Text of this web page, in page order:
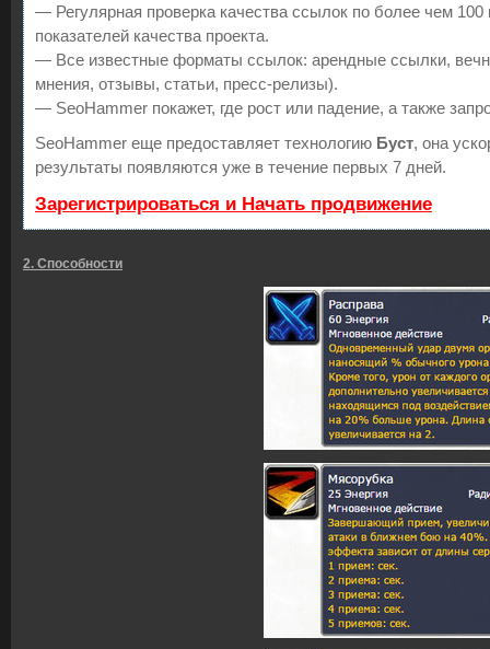
— Регулярная проверка качества ссылок по более чем
показателей качества проекта.
— Все известные форматы ссылок: арендные ссылки,
мнения, отзывы, статьи, пресс-релизы).
— SeoHammer покажет, где рост или падение, а также
SeoHammer еще предоставляет технологию Буст, она
результаты появляются уже в течение первых 7 дней.
Зарегистрироваться и Начать продвижение
2. Способности